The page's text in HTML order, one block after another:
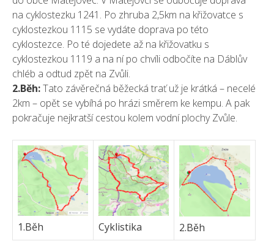
na cyklostezku 1241. Po zhruba 2,5km na křižovatce s
cyklostezkou 1115 se vydáte doprava po této
cyklostezce. Po té dojedete až na křižovatku s
cyklostezkou 1119 a na ní po chvíli odbočíte na Dáblův
chléb a odtud zpět na Zvůli.
2.Běh:Tato závěrečná běžecká trať už je krátká – necelé
2km – opět se vybíhá po hrázi směrem ke kempu. A pak
pokračuje nejkratší cestou kolem vodní plochy Zvůle.
1.Běh Cyklistika 2.Běh